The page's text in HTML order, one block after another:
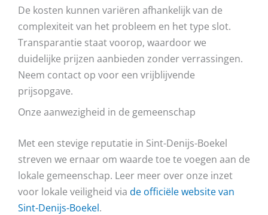
De kosten kunnen variëren afhankelijk van de
complexiteit van het probleem en het type slot.
Transparantie staat voorop, waardoor we
duidelijke prijzen aanbieden zonder verrassingen.
Neem contact op voor een vrijblijvende
prijsopgave.
Onze aanwezigheid in de gemeenschap
Met een stevige reputatie in Sint-Denijs-Boekel
streven we ernaar om waarde toe te voegen aan de
lokale gemeenschap. Leer meer over onze inzet
voor lokale veiligheid via de officiële website van
Sint-Denijs-Boekel.